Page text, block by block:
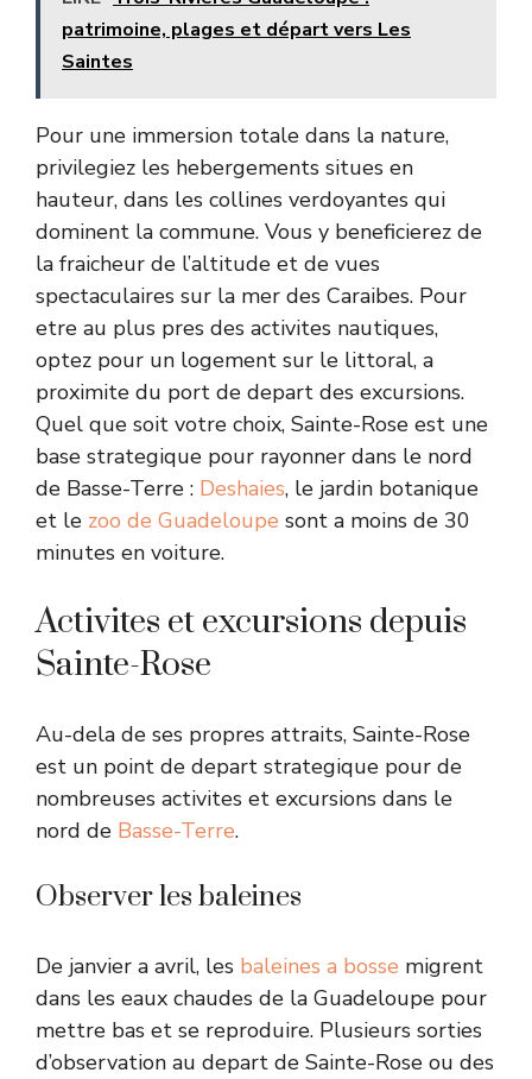
patrimoine, plages et départ vers Les
Saintes
Pour une immersion totale dans la nature,
privilegiez les hebergements situes en
hauteur, dans les collines verdoyantes qui
dominent la commune. Vous y beneficierez de
la fraicheur de l’altitude et de vues
spectaculaires sur la mer des Caraibes. Pour
etre au plus pres des activites nautiques,
optez pour un logement sur le littoral, a
proximite du port de depart des excursions.
Quel que soit votre choix, Sainte-Rose est une
base strategique pour rayonner dans le nord
de Basse-Terre : Deshaies, le jardin botanique
et le zoo de Guadeloupe sont a moins de 30
minutes en voiture.
Activites et excursions depuis
Sainte-Rose
Au-dela de ses propres attraits, Sainte-Rose
est un point de depart strategique pour de
nombreuses activites et excursions dans le
nord de Basse-Terre.
Observer les baleines
De janvier a avril, les baleines a bosse migrent
dans les eaux chaudes de la Guadeloupe pour
mettre bas et se reproduire. Plusieurs sorties
d’observation au depart de Sainte-Rose ou des